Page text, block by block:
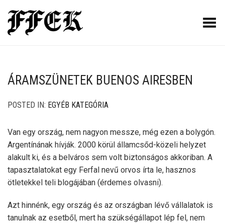
Toggle Menu
ÁRAMSZÜNETEK BUENOS AIRESBEN
POSTED IN: EGYÉB KATEGÓRIA
Van egy ország, nem nagyon messze, még ezen a bolygón.
Argentínának hívják. 2000 körül államcsőd-közeli helyzet
alakult ki, és a belváros sem volt biztonságos akkoriban. A
tapasztalatokat egy Ferfal nevű orvos írta le, hasznos
ötletekkel teli blogájában (érdemes olvasni).
Azt hinnénk, egy ország és az országban lévő vállalatok is
tanulnak az esetből, mert ha szükségállapot lép fel, nem